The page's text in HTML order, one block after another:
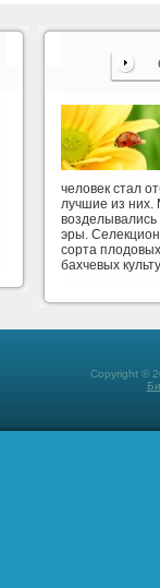
человек стал
лучшие из них.
эры.
сорта
бахчевых
Copyright ©